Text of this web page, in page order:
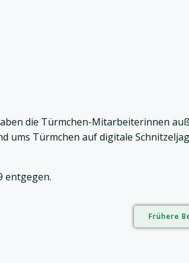
die Türmchen-Mitarbeiterinnen
ums Türmchen auf digitale
entgegen.
Frühere